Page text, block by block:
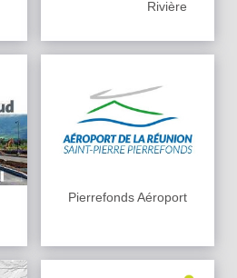
Rivière
Pierrefonds Aéroport